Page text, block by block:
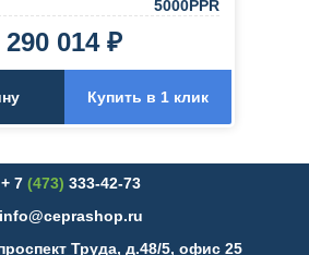
5000PPR
290 014 ₽
Купить в 1 клик
+ 7 (473) 333-42-73
info@ceprashop.ru
Труда, д.48/5, офис 25